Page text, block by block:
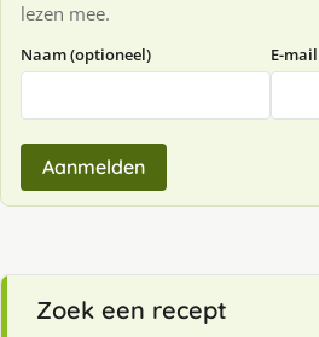
lezen mee.
Naam (optioneel) E-mail
Aanmelden
Zoek een recept